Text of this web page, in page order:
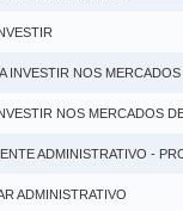
INVESTIR NOS
NOS MERCADOS
ADMINISTRATIVO -
ADMINISTRATIVO